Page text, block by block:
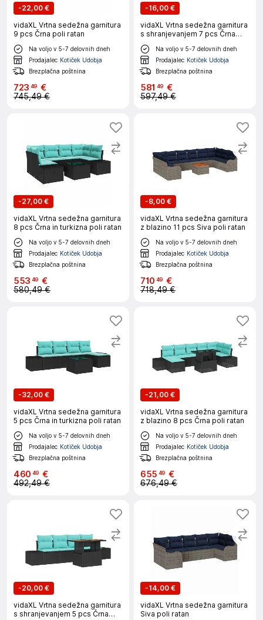
-22,00 €
vidaXL Vrtna sedežna garnitura
9 pcs Črna poli ratan
Na voljo v 5-7 delovnih dneh
Prodajalec Kotiček Udobja
Brezplačna poštnina
723 49 €
745,49 €
-16,00 €
vidaXL Vrtna sedežna garnitura
s shranjevanjem 7 pcs Črna
Poly ratan
Na voljo v 5-7 delovnih dneh
Prodajalec Kotiček Udobja
Brezplačna poštnina
581 49 €
597,49 €
-27,00 €
vidaXL Vrtna sedežna garnitura
8 pcs Črna in turkizna poli ratan
Na voljo v 5-7 delovnih dneh
Prodajalec Kotiček Udobja
Brezplačna poštnina
553 49 €
580,49 €
-8,00 €
vidaXL Vrtna sedežna garnitura
z blazino 11 pcs Siva poli ratan
Na voljo v 5-7 delovnih dneh
Prodajalec Kotiček Udobja
Brezplačna poštnina
710 49 €
718,49 €
-32,00 €
vidaXL Vrtna sedežna garnitura
5 pcs Črna in turkizna poli ratan
Na voljo v 5-7 delovnih dneh
Prodajalec Kotiček Udobja
Brezplačna poštnina
460 49 €
492,49 €
-21,00 €
vidaXL Vrtna sedežna garnitura
z blazino 8 pcs Črna poli ratan
Na voljo v 5-7 delovnih dneh
Prodajalec Kotiček Udobja
Brezplačna poštnina
655 49 €
676,49 €
-20,00 €
vidaXL Vrtna sedežna garnitura
s shranjevanjem 5 pcs Črna
-14,00 €
vidaXL Vrtna sedežna garnitura
Siva poli ratan